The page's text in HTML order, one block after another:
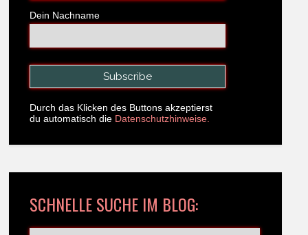
Dein Nachname
Durch das Klicken des Buttons akzeptierst
du automatisch die Datenschutzhinweise.
SCHNELLE SUCHE IM BLOG: